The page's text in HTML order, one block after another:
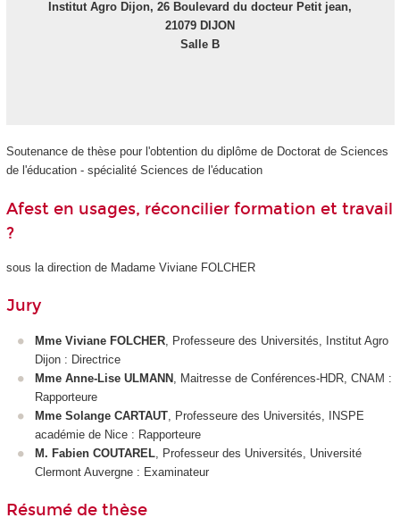
Institut Agro Dijon, 26 Boulevard du docteur Petit jean,
21079 DIJON
Salle B
Soutenance de thèse pour l'obtention du diplôme de Doctorat de Sciences
de l'éducation - spécialité Sciences de l'éducation
Afest en usages, réconcilier formation et travail
?
sous la direction de Madame Viviane FOLCHER
Jury
Mme Viviane FOLCHER , Professeure des Universités, Institut Agro
Dijon : Directrice
Mme Anne-Lise ULMANN
, Maitresse de Conférences-HDR, CNAM :
Rapporteure
Mme Solange CARTAUT , Professeure des Universités, INSPE
académie de Nice : Rapporteure
M. Fabien COUTAREL , Professeur des Universités, Université
Clermont Auvergne : Examinateur
Résumé de thèse